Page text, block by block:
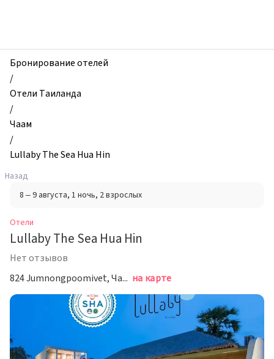
Lullaby
The
Sea
Hua
Hin,
Чаам,
Таиланд
Бронирование отелей
/
Отели Таиланда
/
Чаам
/
Lullaby The Sea Hua Hin
Назад
8 – 9 августа, 1 ночь, 2 взрослых
Отели
Lullaby The Sea Hua Hin
Нет отзывов
824 Jumnongpoomivet, Чаам на карте